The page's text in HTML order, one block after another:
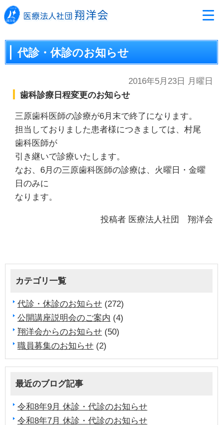
代診・休診のお知らせ
2016年5月23日 月曜日
歯科診療日程変更のお知らせ
三原歯科医師の診療が6月末で終了になります。
担当しておりました患者様につきましては、村尾
歯科医師が
引き継いで診療いたします。
なお、6月の三原歯科医師の診療は、火曜日・金曜
日のみに
なります。
投稿者 医療法人社団 翔洋会
カテゴリ一覧
代診・休診のお知らせ (272)
公開講座説明会のご案内 (4)
翔洋会からのお知らせ (50)
職員募集のお知らせ (2)
最近のブログ記事
令和8年9月 休診・代診のお知らせ
令和8年7月 休診・代診のお知らせ